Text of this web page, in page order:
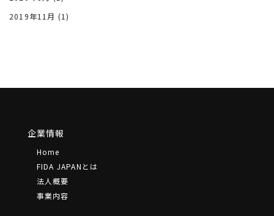
2019年11月 (1)
企業情報
Home
FIDA JAPANとは
法⼈概要
事業内容